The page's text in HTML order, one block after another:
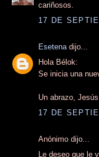
cariñosos.
17 DE
Esetena dijo...
Hola Bélok:
Se inicia una
Un abrazo, Jesús
17 DE
Anónimo dijo...
Le deseo que le